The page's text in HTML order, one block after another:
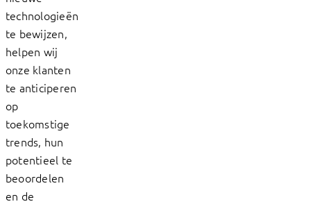
technologieën
te bewijzen,
helpen wij
onze klanten
te anticiperen
op
toekomstige
trends, hun
potentieel te
beoordelen
en de